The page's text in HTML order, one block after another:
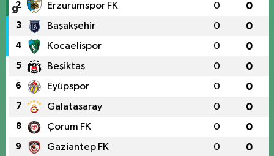
2 Erzurumspor FK 0 0
3 Başakşehir 0 0
4 Kocaelispor 0 0
5 Beşiktaş 0 0
6 Eyüpspor 0 0
7 Galatasaray 0 0
8 Çorum FK 0 0
9 Gaziantep FK 0 0